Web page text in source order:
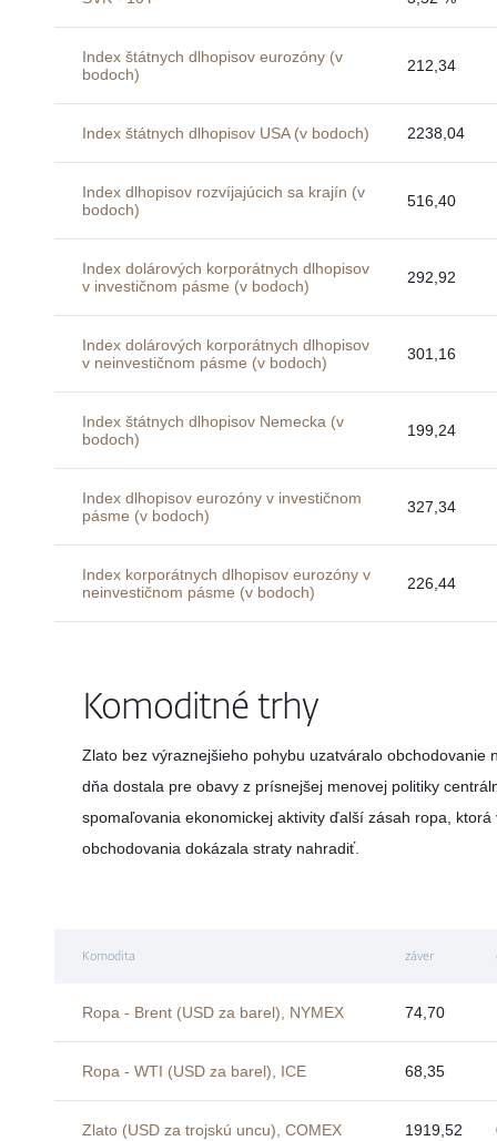
Index štátnych dlhopisov eurozóny (v
bodoch)
212,34
Index štátnych dlhopisov USA (v bodoch) 2238,04
Index dlhopisov rozvíjajúcich sa krajín (v
bodoch)
516,40
Index dolárových korporátnych dlhopisov
v investičnom pásme (v bodoch)
292,92
Index dolárových korporátnych dlhopisov
v neinvestičnom pásme (v bodoch)
301,16
Index štátnych dlhopisov Nemecka (v
bodoch)
199,24
Index dlhopisov eurozóny v investičnom
pásme (v bodoch)
327,34
Index korporátnych dlhopisov eurozóny v
neinvestičnom pásme (v bodoch)
226,44
Komoditné trhy
Zlato bez výraznejšieho pohybu uzatváralo obchodovanie
dňa dostala pre obavy z prísnejšej menovej politiky
spomaľovania ekonomickej aktivity ďalší zásah ropa, ktorá
obchodovania dokázala straty nahradiť.
Komodita záver
Ropa - Brent (USD za barel), NYMEX 74,70
Ropa - WTI (USD za barel), ICE 68,35
Zlato (USD za trojskú uncu), COMEX 1919,52